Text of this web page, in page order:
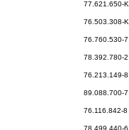
77.621.650-K
76.503.308-K
76.760.530-7
78.392.780-2
76.213.149-8
89.088.700-7
76.116.842-8
78.499.440-6